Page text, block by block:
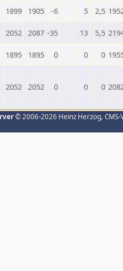
1899 1905 -6 5 2,5
2052 2087 -35 13 5,5
1895 1895 0 0 0
2052 2052 0 0 0
© 2006-2026 Heinz Herzog,